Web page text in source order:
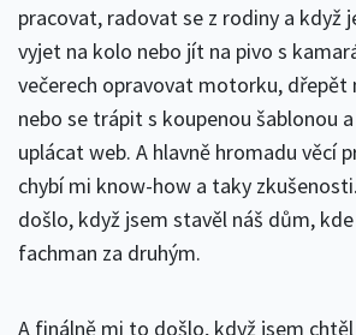
pracovat, radovat se z rodiny a když
vyjet na kolo nebo jít na pivo s
večerech opravovat motorku, dřepět
nebo se trápit s koupenou šablonou
uplácat web. A hlavně hromadu věcí
chybí mi know-how a taky
došlo, když jsem stavěl náš dům,
fachman za druhým.
A finálně mi to došlo, když jsem